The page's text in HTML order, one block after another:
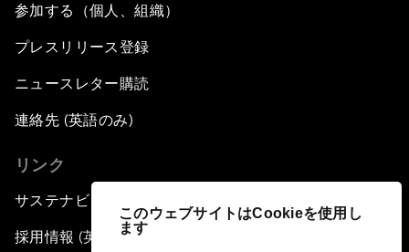
このウェブサイトはCookieを使用し
ます
参加する（個人、組織）
プレスリリース登録
ニュースレター購読
連絡先 (英語のみ)
リンク
サステナビリティへの取り組み
採用情報 (英語のみ)